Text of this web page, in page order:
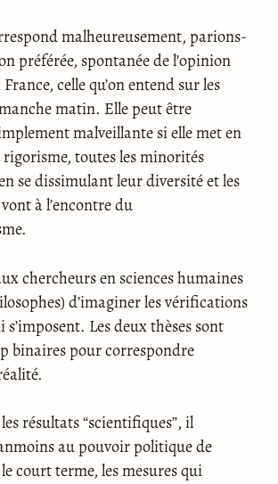
malheureusement, parions-
préférée, spontanée de l’opinion
celle qu’on entend sur les
matin. Elle peut être
malveillante si elle met en
rigorisme, toutes les minorités
se dissimulant leur diversité et les
à l’encontre du
chercheurs en sciences humaines
d’imaginer les vérifications
Les deux thèses sont
binaires pour correspondre
résultats “scientifiques”, il
au pouvoir politique de
court terme, les mesures qui